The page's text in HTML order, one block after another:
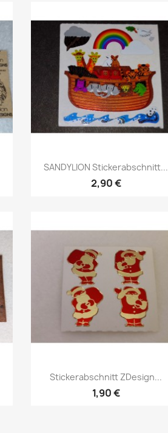
SANDYLION Stickerabschnitt...
2,90 €
Stickerabschnitt ZDesign...
1,90 €